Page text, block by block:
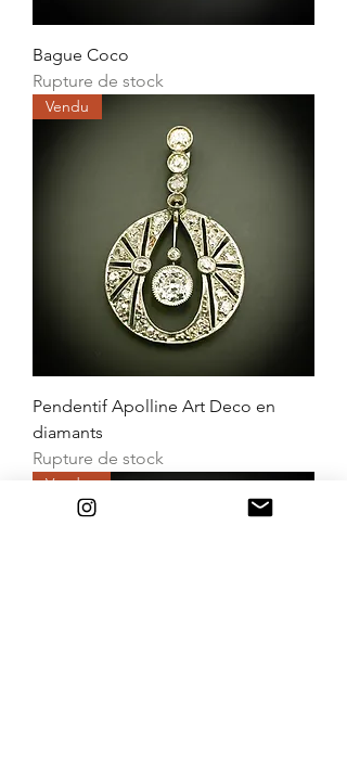
Bague Coco
Rupture de stock
Vendu
Pendentif Apolline Art Deco en
diamants
Rupture de stock
Vendue